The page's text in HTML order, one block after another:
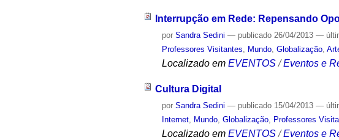
Interrupção em Rede: Repensando
porSandra Sedini — publicado 26/04/2013—
Professores Visitantes
Mundo ,Globalização ,
Localizado em EVENTOS /Eventos e
Cultura Digital
porSandra Sedini — publicado 15/04/2013—
Internet, Mundo,Globalização, Professores
Localizado em EVENTOS /Eventos e